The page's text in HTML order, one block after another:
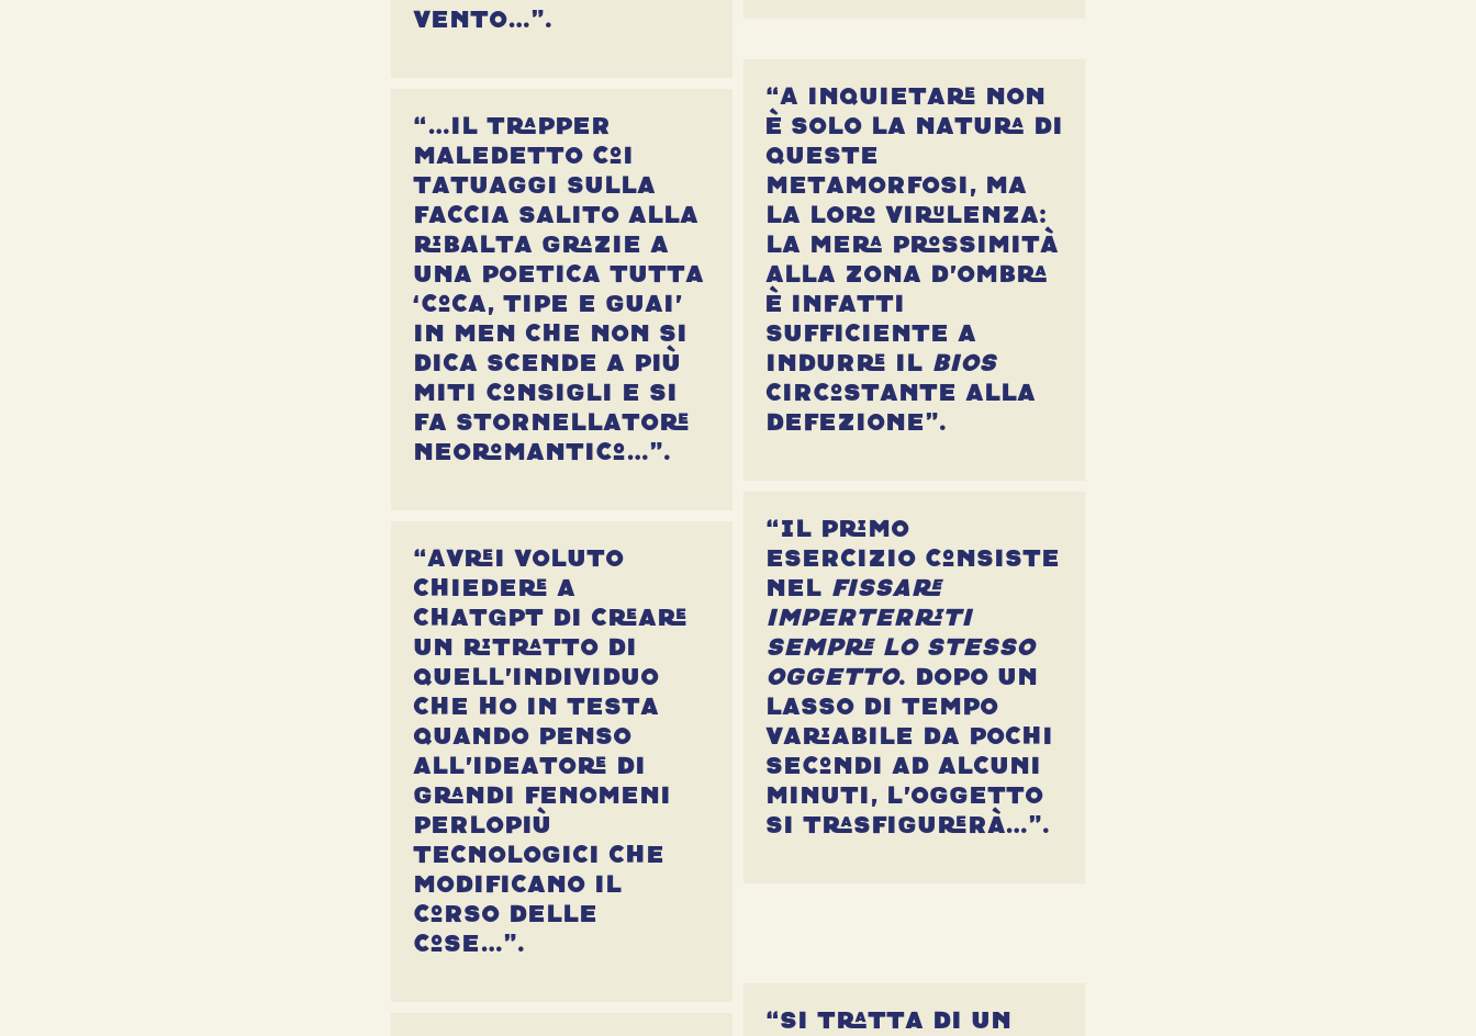
vento…”.
“A inquietare non
è solo la natura di
queste
metamorfosi, ma
la loro virulenza:
la mera prossimità
alla zona d’ombra
è infatti
sufficiente a
indurre il
bios
circostante alla
defezione”.
“…il trapper
maledetto coi
tatuaggi sulla
faccia salito alla
ribalta grazie a
una poetica tutta
‘coca, tipe e guai’
in men che non si
dica scende a più
miti consigli e si
fa stornellatore
neoromantico…”.
“Il primo
esercizio consiste
nel
fissare
imperterriti
sempre lo stesso
oggetto. Dopo un
lasso di tempo
variabile da pochi
secondi ad alcuni
minuti, l’oggetto
si trasfigurerà…”.
“Avrei voluto
chiedere a
ChatGPT di creare
un ritratto di
quell’individuo
che ho in testa
quando penso
all’ideatore di
grandi fenomeni
perlopiù
tecnologici che
modificano il
corso delle
cose…”.
“Si tratta di un